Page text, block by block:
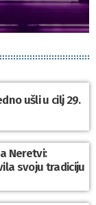
ušli u cilj 29.
Neretvi:
svoju tradiciju